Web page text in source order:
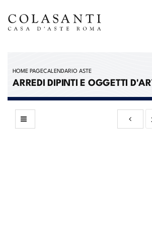
HOME PAGECALENDARIO ASTE
ARREDI DIPINTI E OGGETTI